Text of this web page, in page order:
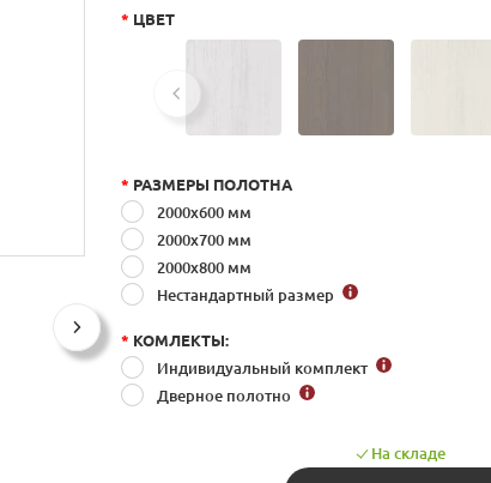
* ЦВЕТ
* РАЗМЕРЫ ПОЛОТНА
2000x600 мм
2000x700 мм
2000x800 мм
Нестандартный размер
* КОМЛЕКТЫ:
Индивидуальный комплект
Дверное полотно
На складе